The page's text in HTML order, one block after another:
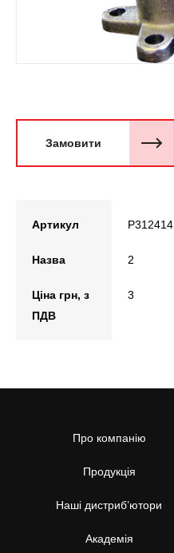
Замовити
Артикул P312414
Назва 2
Ціна грн, з
ПДВ
3
Про компанію
Продукція
Наші дистриб’ютори
Академія